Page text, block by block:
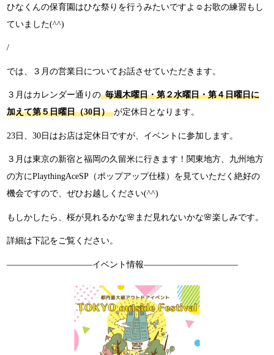
ひなくんの保育園はひな祭りを行うみたいですよ☺お歌の練習もし
ていました(^^)
/
では、３月の営業日についてお話させていただきます。
３月はカレンダー通りの 毎週木曜日・第２水曜日・第４日曜日に
加えて第５日曜日（30日） が定休日となります。
23日、30日はお店は定休日ですが、イベントに参加します。
３月は東京の新宿と福岡の久留米に行きます！関東地方、九州地方
の方にPlaythingAceSP（ポップアップ仕様）を見ていただく絶好の
機会ですので、ぜひお越しください(^^)
もしかしたら、桜が見れるかな🌸まだ見れないかな🌸楽しみです。
詳細は下記をご覧ください。
——————————イベント情報———————————